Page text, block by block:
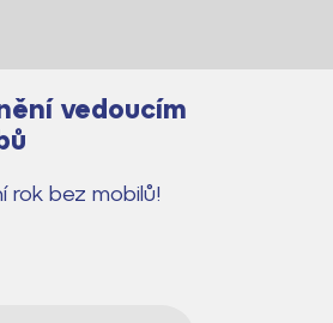
vedoucím
rok bez mobilů!